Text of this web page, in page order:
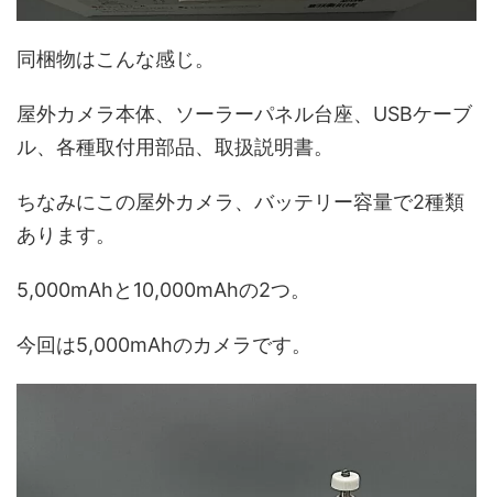
同梱物はこんな感じ。
屋外カメラ本体、ソーラーパネル台座、USBケーブ
ル、各種取付用部品、取扱説明書。
ちなみにこの屋外カメラ、バッテリー容量で2種類
あります。
5,000mAhと10,000mAhの2つ。
今回は5,000mAhのカメラです。